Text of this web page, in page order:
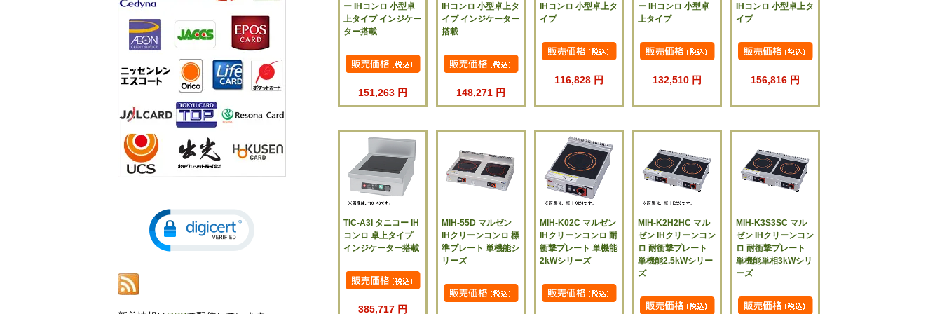
ー IHコンロ 小型卓
上タイプ インジケー
ター搭載
151,263 円
IHコンロ 小型卓上タ
イプ インジケーター
搭載
148,271 円
IHコンロ 小型卓上タ
イプ
116,828 円
ー IHコンロ 小型卓
上タイプ
132,510 円
IHコンロ 小型卓上タ
イプ
156,816 円
TIC-A3I タニコー IH
コンロ 卓上タイプ
インジケーター搭載
385,717 円
MIH-55D マルゼン
IHクリーンコンロ 標
準プレート 単機能シ
リーズ
MIH-K02C マルゼン
IHクリーンコンロ 耐
衝撃プレート 単機能
2kWシリーズ
MIH-K2H2HC マル
ゼン IHクリーンコン
ロ 耐衝撃プレート
単機能2.5kWシリー
ズ
MIH-K3S3SC マル
ゼン IHクリーンコン
ロ 耐衝撃プレート
単機能単相3kWシリ
ーズ